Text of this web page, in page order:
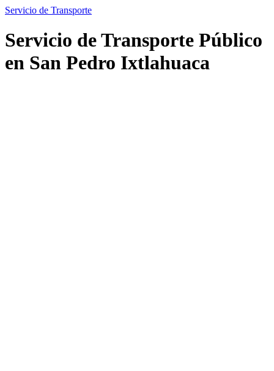
Servicio de Transporte
Servicio de Transporte Público
en San Pedro Ixtlahuaca